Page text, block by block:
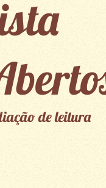
de leitura